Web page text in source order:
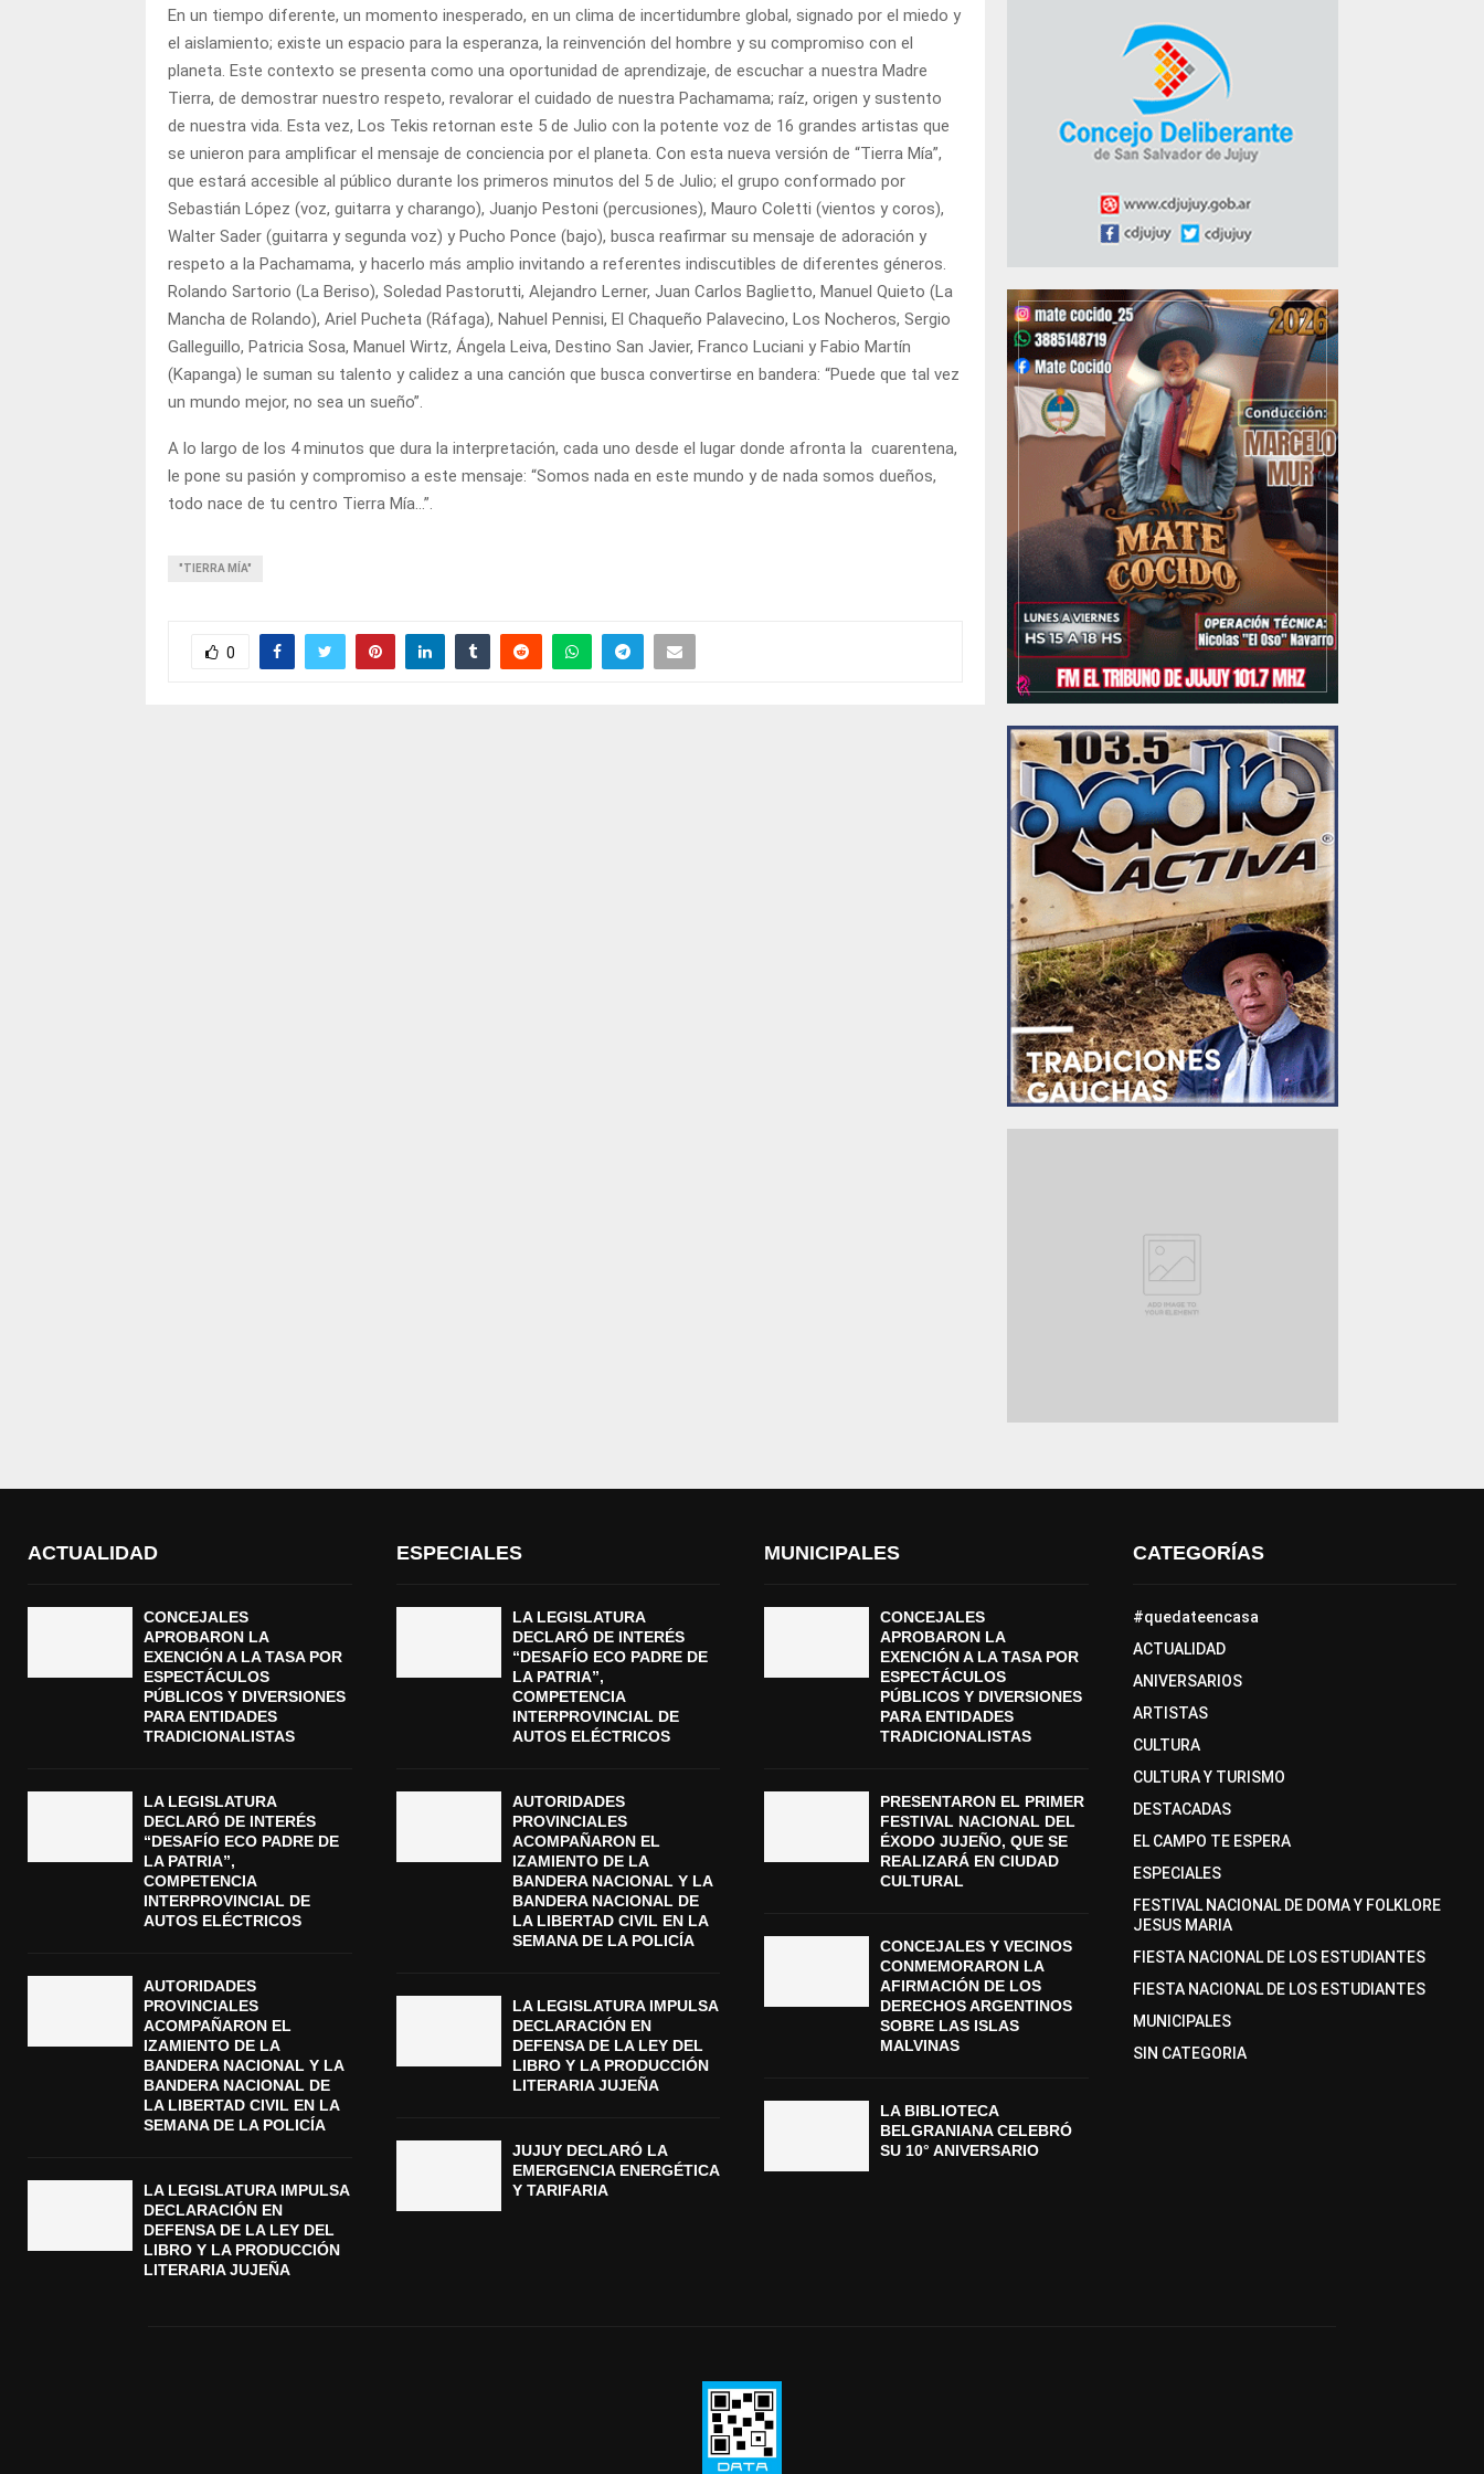
En un tiempo diferente, un momento inesperado, en un clima de incertidumbre global, signado por el miedo y
el aislamiento; existe un espacio para la esperanza, la reinvención del hombre y su compromiso con el
planeta. Este contexto se presenta como una oportunidad de aprendizaje, de escuchar a nuestra Madre
Tierra, de demostrar nuestro respeto, revalorar el cuidado de nuestra Pachamama; raíz, origen y sustento
de nuestra vida. Esta vez, Los Tekis retornan este 5 de Julio con la potente voz de 16 grandes artistas que
se unieron para amplificar el mensaje de conciencia por el planeta. Con esta nueva versión de “Tierra Mía”,
que estará accesible al público durante los primeros minutos del 5 de Julio; el grupo conformado por
Sebastián López (voz, guitarra y charango), Juanjo Pestoni (percusiones), Mauro Coletti (vientos y coros),
Walter Sader (guitarra y segunda voz) y Pucho Ponce (bajo), busca reafirmar su mensaje de adoración y
respeto a la Pachamama, y hacerlo más amplio invitando a referentes indiscutibles de diferentes géneros.
Rolando Sartorio (La Beriso), Soledad Pastorutti, Alejandro Lerner, Juan Carlos Baglietto, Manuel Quieto (La
Mancha de Rolando), Ariel Pucheta (Ráfaga), Nahuel Pennisi, El Chaqueño Palavecino, Los Nocheros, Sergio
Galleguillo, Patricia Sosa, Manuel Wirtz, Ángela Leiva, Destino San Javier, Franco Luciani y Fabio Martín
(Kapanga) le suman su talento y calidez a una canción que busca convertirse en bandera: “Puede que tal vez
un mundo mejor, no sea un sueño”.
A lo largo de los 4 minutos que dura la interpretación, cada uno desde el lugar donde afronta la cuarentena,
le pone su pasión y compromiso a este mensaje: “Somos nada en este mundo y de nada somos dueños,
todo nace de tu centro Tierra Mía…”.
"TIERRA MÍA"
0
ACTUALIDAD
CONCEJALES
APROBARON LA
EXENCIÓN A LA TASA POR
ESPECTÁCULOS
PÚBLICOS Y DIVERSIONES
PARA ENTIDADES
TRADICIONALISTAS
LA LEGISLATURA
DECLARÓ DE INTERÉS
“DESAFÍO ECO PADRE DE
LA PATRIA”,
COMPETENCIA
INTERPROVINCIAL DE
AUTOS ELÉCTRICOS
AUTORIDADES
PROVINCIALES
ACOMPAÑARON EL
IZAMIENTO DE LA
BANDERA NACIONAL Y LA
BANDERA NACIONAL DE
LA LIBERTAD CIVIL EN LA
SEMANA DE LA POLICÍA
LA LEGISLATURA IMPULSA
DECLARACIÓN EN
DEFENSA DE LA LEY DEL
LIBRO Y LA PRODUCCIÓN
LITERARIA JUJEÑA
ESPECIALES
LA LEGISLATURA
DECLARÓ DE INTERÉS
“DESAFÍO ECO PADRE DE
LA PATRIA”,
COMPETENCIA
INTERPROVINCIAL DE
AUTOS ELÉCTRICOS
AUTORIDADES
PROVINCIALES
ACOMPAÑARON EL
IZAMIENTO DE LA
BANDERA NACIONAL Y LA
BANDERA NACIONAL DE
LA LIBERTAD CIVIL EN LA
SEMANA DE LA POLICÍA
LA LEGISLATURA IMPULSA
DECLARACIÓN EN
DEFENSA DE LA LEY DEL
LIBRO Y LA PRODUCCIÓN
LITERARIA JUJEÑA
JUJUY DECLARÓ LA
EMERGENCIA ENERGÉTICA
Y TARIFARIA
MUNICIPALES
CONCEJALES
APROBARON LA
EXENCIÓN A LA TASA POR
ESPECTÁCULOS
PÚBLICOS Y DIVERSIONES
PARA ENTIDADES
TRADICIONALISTAS
PRESENTARON EL PRIMER
FESTIVAL NACIONAL DEL
ÉXODO JUJEÑO, QUE SE
REALIZARÁ EN CIUDAD
CULTURAL
CONCEJALES Y VECINOS
CONMEMORARON LA
AFIRMACIÓN DE LOS
DERECHOS ARGENTINOS
SOBRE LAS ISLAS
MALVINAS
LA BIBLIOTECA
BELGRANIANA CELEBRÓ
SU 10° ANIVERSARIO
CATEGORÍAS
#quedateencasa
ACTUALIDAD
ANIVERSARIOS
ARTISTAS
CULTURA
CULTURA Y TURISMO
DESTACADAS
EL CAMPO TE ESPERA
ESPECIALES
FESTIVAL NACIONAL DE DOMA Y FOLKLORE
JESUS MARIA
FIESTA NACIONAL DE LOS ESTUDIANTES
FIESTA NACIONAL DE LOS ESTUDIANTES
MUNICIPALES
SIN CATEGORIA